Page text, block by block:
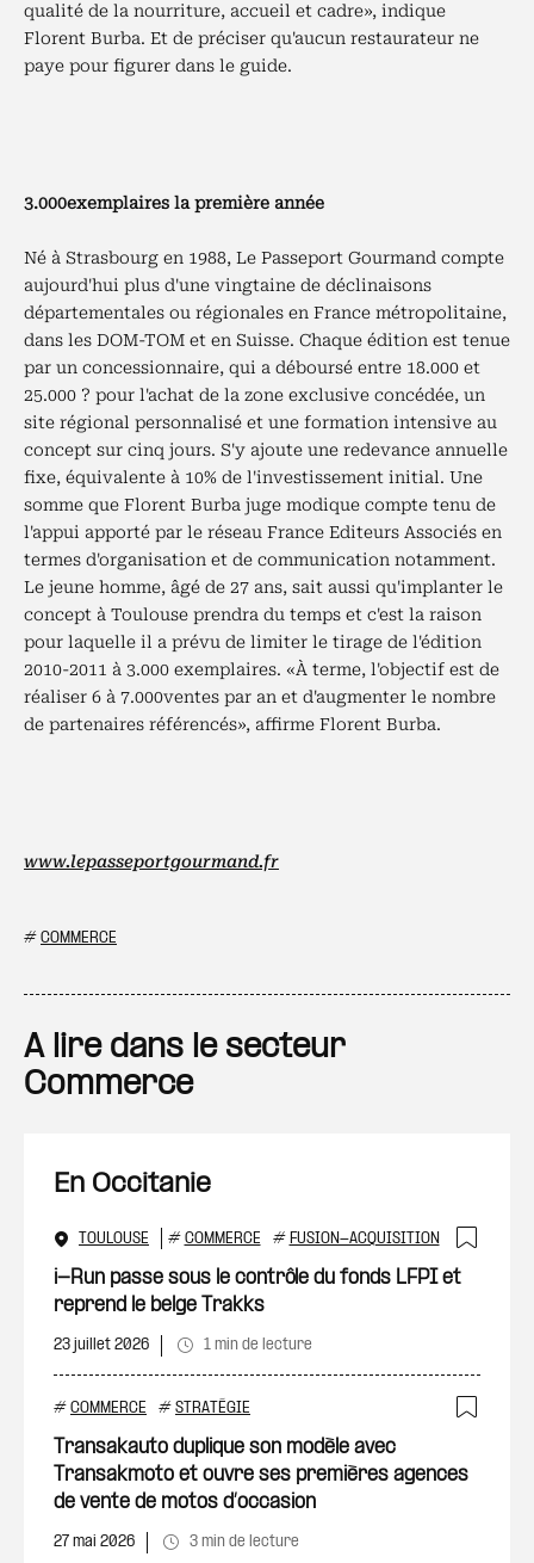
qualité de la nourriture, accueil et cadre», indique
Florent Burba. Et de préciser qu'aucun restaurateur ne
paye pour figurer dans le guide.
3.000exemplaires la première année
Né à Strasbourg en 1988, Le Passeport Gourmand compte
aujourd'hui plus d'une vingtaine de déclinaisons
départementales ou régionales en France métropolitaine,
dans les DOM-TOM et en Suisse. Chaque édition est tenue
par un concessionnaire, qui a déboursé entre 18.000 et
25.000 ? pour l'achat de la zone exclusive concédée, un
site régional personnalisé et une formation intensive au
concept sur cinq jours. S'y ajoute une redevance annuelle
fixe, équivalente à 10% de l'investissement initial. Une
somme que Florent Burba juge modique compte tenu de
l'appui apporté par le réseau France Editeurs Associés en
termes d'organisation et de communication notamment.
Le jeune homme, âgé de 27 ans, sait aussi qu'implanter le
concept à Toulouse prendra du temps et c'est la raison
pour laquelle il a prévu de limiter le tirage de l'édition
2010-2011 à 3.000 exemplaires. «À terme, l'objectif est de
réaliser 6 à 7.000ventes par an et d'augmenter le nombre
de partenaires référencés», affirme Florent Burba.
www.lepasseportgourmand.fr
# COMMERCE
A lire dans le secteur
Commerce
En Occitanie
TOULOUSE # COMMERCE # FUSION-ACQUISITION
i-Run passe sous le contrôle du fonds LFPI et
reprend le belge Trakks
23 juillet 2026 1 min de lecture
# COMMERCE # STRATÉGIE
Transakauto duplique son modèle avec
Transakmoto et ouvre ses premières agences
de vente de motos d’occasion
27 mai 2026 3 min de lecture